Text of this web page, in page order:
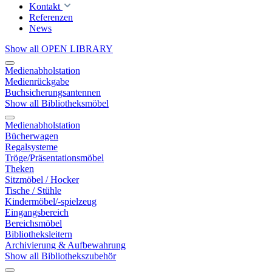
Kontakt
Referenzen
News
Show all OPEN LIBRARY
Medienabholstation
Medienrückgabe
Buchsicherungsantennen
Show all Bibliotheksmöbel
Medienabholstation
Bücherwagen
Regalsysteme
Tröge/Präsentationsmöbel
Theken
Sitzmöbel / Hocker
Tische / Stühle
Kindermöbel/-spielzeug
Eingangsbereich
Bereichsmöbel
Bibliotheksleitern
Archivierung & Aufbewahrung
Show all Bibliothekszubehör